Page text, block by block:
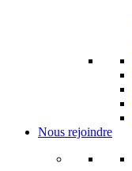
Nous rejoindre